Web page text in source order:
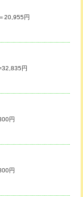
20,955円
円
円
円